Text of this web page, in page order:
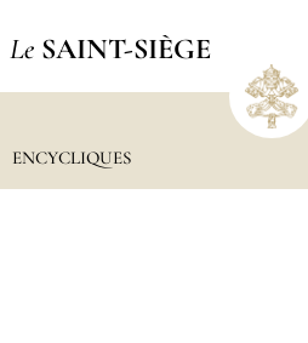
Le SAINT-SIÈGE
ENCYCLIQUES